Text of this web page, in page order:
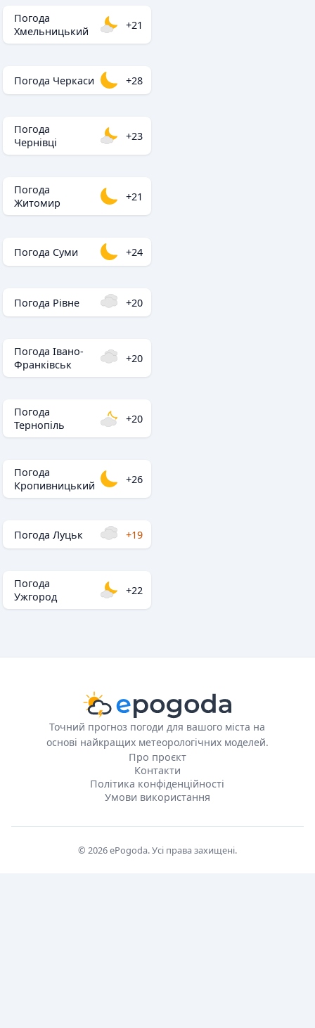
Погода
Хмельницький
+21
Погода Черкаси +28
Погода
Чернівці
+23
Погода
Житомир
+21
Погода Суми +24
Погода Рівне +20
Погода Івано-
Франківськ
+20
Погода
Тернопіль
+20
Погода
Кропивницький
+26
Погода Луцьк +19
Погода
Ужгород
+22
Точний прогноз погоди для вашого міста на
основі найкращих метеорологічних моделей.
Про проєкт
Контакти
Політика конфіденційності
Умови використання
© 2026 ePogoda. Усі права захищені.